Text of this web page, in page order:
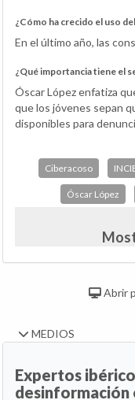
¿Cómo ha crecido el uso
En el último año, las
¿Qué importancia tiene el
Óscar López enfatiza
que los jóvenes sepan
disponibles para
Ciberacoso
Óscar López
Abrir
MEDIOS
Expertos